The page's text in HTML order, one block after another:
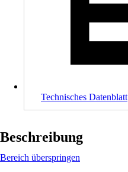
Technisches Datenblatt
Beschreibung
Bereich überspringen